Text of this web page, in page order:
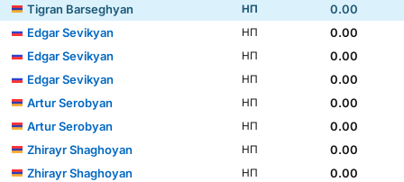
Tigran Barseghyan
НП
0.00
Edgar Sevikyan
НП
0.00
Edgar Sevikyan
НП
0.00
Edgar Sevikyan
НП
0.00
Artur Serobyan
НП
0.00
Artur Serobyan
НП
0.00
Zhirayr Shaghoyan
НП
0.00
Zhirayr Shaghoyan
НП
0.00